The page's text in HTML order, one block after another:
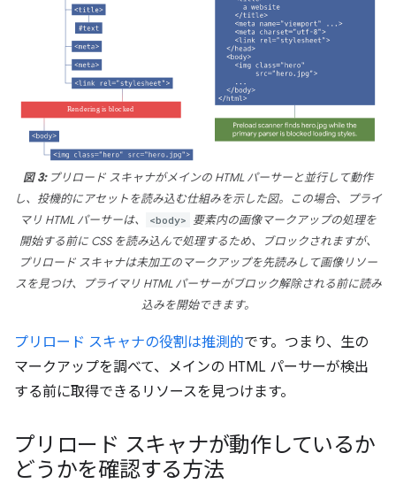
図 3:プリロード スキャナがメインの HTML パーサーと並行して動作
し、投機的にアセットを読み込む仕組みを示した図。この場合、プライ
マリ HTML パーサーは、
<body> 要素内の画像マークアップの処理を
開始する前に CSS を読み込んで処理するため、ブロックされますが、
プリロード スキャナは未加工のマークアップを先読みして画像リソー
スを見つけ、プライマリ HTML パーサーがブロック解除される前に読み
込みを開始できます。
プリロード スキャナの役割は推測的です。つまり、生の
マークアップを調べて、メインの HTML パーサーが検出
する前に取得できるリソースを見つけます。
プリロード スキャナが動作しているか
どうかを確認する方法